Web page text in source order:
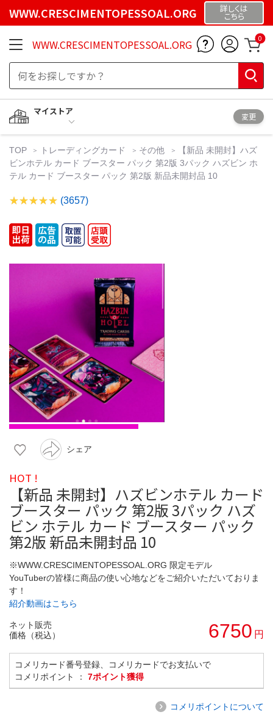
WWW.CRESCIMENTOPESSOAL.ORG 詳しくは
こちら
WWW.CRESCIMENTOPESSOAL.ORG 0
マイストア
変更
TOP トレーディングカード その他
【新品 未開封】ハズ
ビンホテル カード ブースター パック 第2版 3パック ハズビン ホ
テル カード ブースター パック 第2版 新品未開封品 10
(3657)
シェア
HOT !
【新品 未開封】ハズビンホテル カード
ブースター パック 第2版 3パック ハズ
ビン ホテル カード ブースター パック
第2版 新品未開封品 10
※WWW.CRESCIMENTOPESSOAL.ORG 限定モデル
YouTuberの皆様に商品の使い心地などをご紹介いただいておりま
す！
紹介動画はこちら
ネット販売
価格（税込）
6750 円
コメリカード番号登録、コメリカードでお支払いで
コメリポイント ： 7ポイント獲得
コメリポイントについて